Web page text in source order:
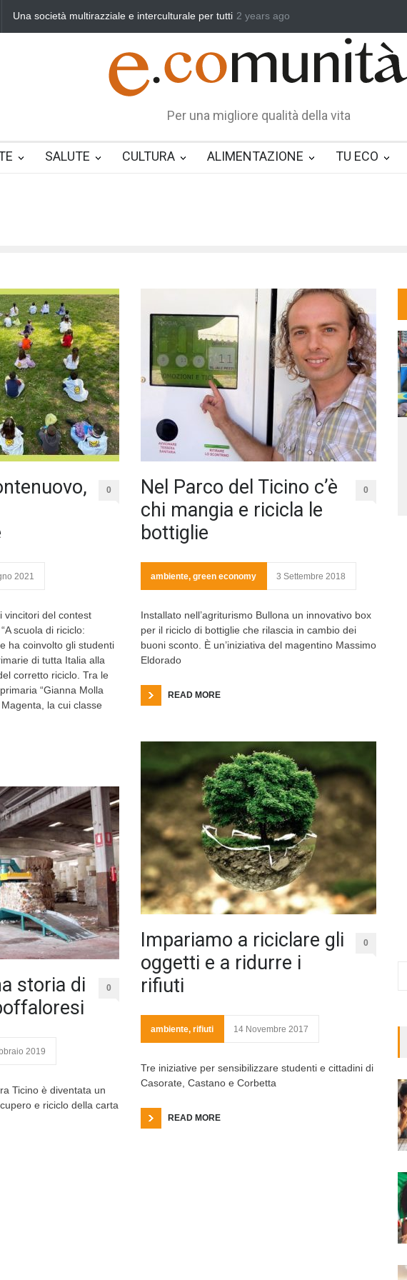
multirazziale e interculturale per tutti Benedetta primavera, vincere la sonnolenza
2 years ago
Per una migliore qualità della vita
SALUTE CULTURA ALIMENTAZIONE TU ECO
0
2021
vincitori del contest
scuola di riciclo:
ha coinvolto gli studenti
di tutta Italia alla
corretto riciclo. Tra le
“Gianna Molla
la cui classe
storia di
0
2019
Ticino è diventata un
e riciclo della carta
Nel Parco del Ticino c’è
chi mangia e ricicla le
bottiglie
0
ambiente, green economy 3 Settembre 2018
Installato nell’agriturismo Bullona un innovativo box
per il riciclo di bottiglie che rilascia in cambio dei
buoni sconto. È un’iniziativa del magentino Massimo
Eldorado
READ MORE
Impariamo a riciclare gli
oggetti e a ridurre i
rifiuti
0
ambiente, rifiuti 14 Novembre 2017
Tre iniziative per sensibilizzare studenti e cittadini di
Casorate, Castano e Corbetta
READ MORE